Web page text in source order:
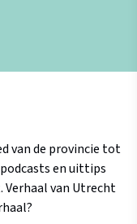
van de provincie tot
en uittips
Verhaal van Utrecht